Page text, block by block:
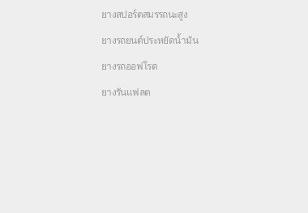
ยางสปอร์ตสมรรถนะสูง
ยางรถยนต์ประหยัดน้ำมัน
ยางรถออฟโรด
ยางรันแฟลต